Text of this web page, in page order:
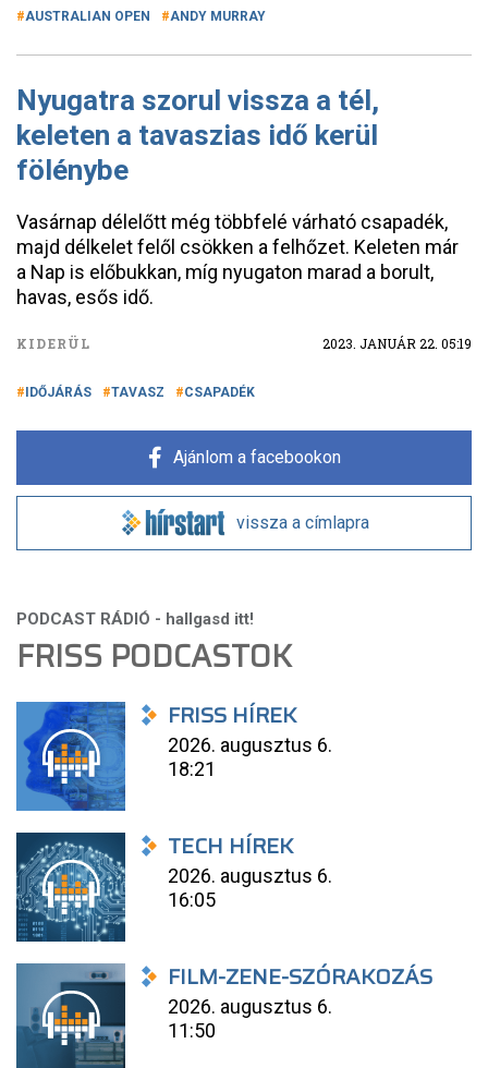
AUSTRALIAN OPEN
ANDY MURRAY
Nyugatra szorul vissza a tél,
keleten a tavaszias idő kerül
fölénybe
Vasárnap délelőtt még többfelé várható csapadék,
majd délkelet felől csökken a felhőzet. Keleten már
a Nap is előbukkan, míg nyugaton marad a borult,
havas, esős idő.
KIDERÜL 2023. JANUÁR 22. 05:19
IDŐJÁRÁS TAVASZ CSAPADÉK
Ajánlom a facebookon
vissza a címlapra
FRISS PODCASTOK
FRISS HÍREK
2026. augusztus 6.
18:21
TECH HÍREK
2026. augusztus 6.
16:05
FILM-ZENE-SZÓRAKOZÁS
2026. augusztus 6.
11:50